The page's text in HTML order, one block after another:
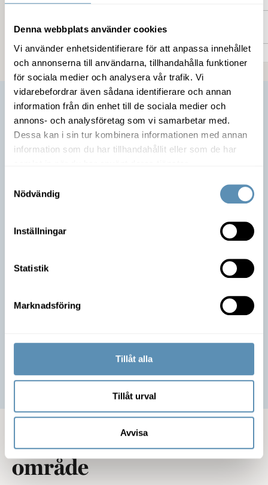
Denna webbplats använder cookies
Vi använder enhetsidentifierare för att anpassa innehållet
och annonserna till användarna, tillhandahålla funktioner
för sociala medier och analysera vår trafik. Vi
vidarebefordrar även sådana identifierare och annan
information från din enhet till de sociala medier och
annons- och analysföretag som vi samarbetar med.
Dessa kan i sin tur kombinera informationen med annan
information som du har tillhandahållit eller som de har
Nödvändig
Inställningar
Statistik
Marknadsföring
Tillåt alla
Tillåt urval
Avvisa
Kommunikation
Är du intresserad av lokalen?
Ta kontakt med mig så berättar jag mer om möjligheterna
Lediga lokaler i samma
område